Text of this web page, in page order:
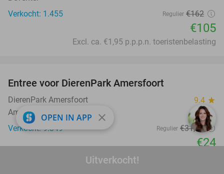
Uitverkocht!
Verkocht: 1.455
Regulier €162
€105
Excl. ca. €1,95 p.p.p.n. toeristenbelasting
Entree voor DierenPark Amersfoort
DierenPark Amersfoort 9.4 star
Amersfoort
Verkocht: 9.349
Regulier €31,50
€24
OPEN IN APP close